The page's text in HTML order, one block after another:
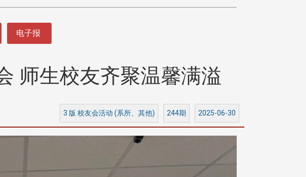
电子报
师生校友齐聚温馨满溢
3 版 校友会活动 (系所、其他) 244期 2025-06-30